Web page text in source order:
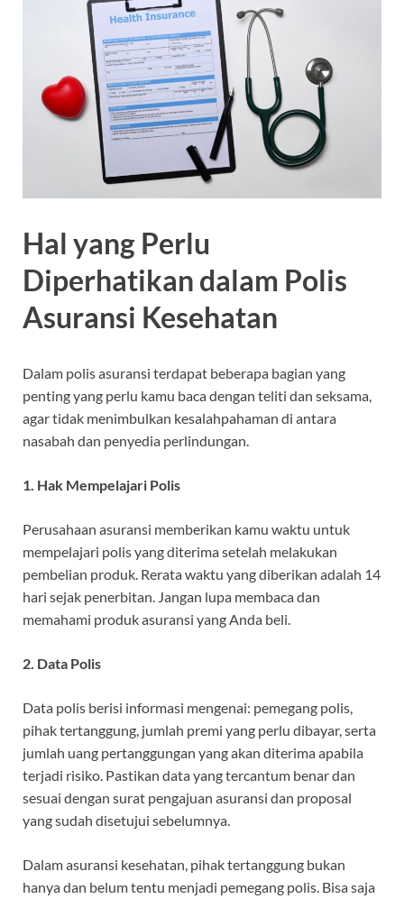
Hal yang Perlu
Diperhatikan dalam Polis
Asuransi Kesehatan
Dalam polis asuransi terdapat beberapa bagian yang
penting yang perlu kamu baca dengan teliti dan seksama,
agar tidak menimbulkan kesalahpahaman di antara
nasabah dan penyedia perlindungan.
1. Hak Mempelajari Polis
Perusahaan asuransi memberikan kamu waktu untuk
mempelajari polis yang diterima setelah melakukan
pembelian produk. Rerata waktu yang diberikan adalah 14
hari sejak penerbitan. Jangan lupa membaca dan
memahami produk asuransi yang Anda beli.
2. Data Polis
Data polis berisi informasi mengenai: pemegang polis,
pihak tertanggung, jumlah premi yang perlu dibayar, serta
jumlah uang pertanggungan yang akan diterima apabila
terjadi risiko. Pastikan data yang tercantum benar dan
sesuai dengan surat pengajuan asuransi dan proposal
yang sudah disetujui sebelumnya.
Dalam asuransi kesehatan, pihak tertanggung bukan
hanya dan belum tentu menjadi pemegang polis. Bisa saja